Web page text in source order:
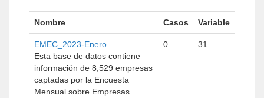
Nombre Casos Variable
EMEC_2023-Enero
Esta base de datos contiene
información de 8,529 empresas
captadas por la Encuesta
Mensual sobre Empresas
0 31